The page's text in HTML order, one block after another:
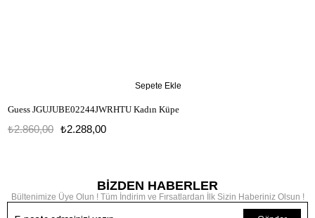
Guess JGUJUBE02244JWRHTU Kadın Küpe
₺2.288,00
₺2.860,00
Sepete Ekle
BİZDEN HABERLER
Bültenimize Üye Olun ! Tüm İndirim ve Fırsatlardan İlk Sizin Haberiniz Olsun !